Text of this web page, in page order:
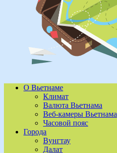
О Вьетнаме
Климат
Валюта Вьетнама
Веб-камеры Вьетнама
Часовой пояс
Города
Вунгтау
Далат